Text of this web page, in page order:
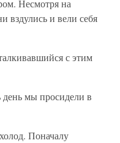
Несмотря на
вздулись и вели себя
с этим
мы просидели в
Поначалу